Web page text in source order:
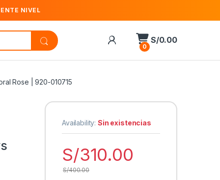
NIVEL
0
S/0.00
Rose | 920-010715
Availability:Sin existencias
S/310.00
S/400.00